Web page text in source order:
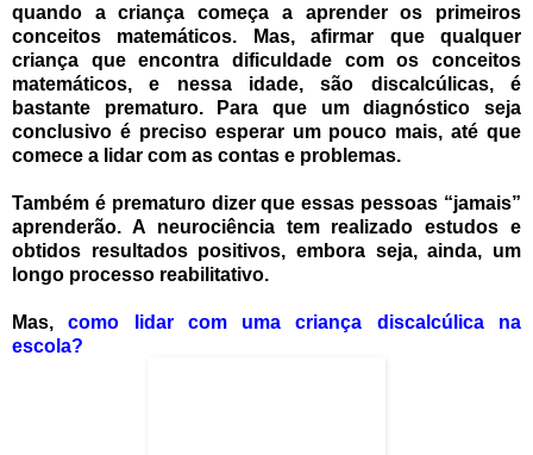
quando a criança começa a aprender os primeiros
conceitos matemáticos. Mas, afirmar que qualquer
criança que encontra dificuldade com os conceitos
matemáticos, e nessa idade, são discalcúlicas, é
bastante prematuro. Para que um diagnóstico seja
conclusivo é preciso esperar um pouco mais, até que
comece a lidar com as contas e problemas.
Também é prematuro dizer que essas pessoas “jamais”
aprenderão. A neurociência tem realizado estudos e
obtidos resultados positivos, embora seja, ainda, um
longo processo reabilitativo.
Mas,como lidar com uma criança discalcúlica na
escola?